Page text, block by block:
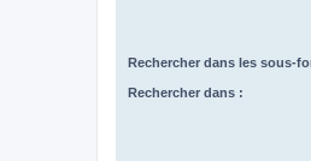
Rechercher dans les sous-
Rechercher dans :